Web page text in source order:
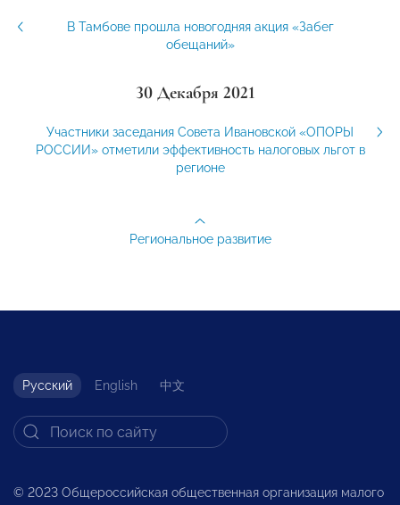
В Тамбове прошла новогодняя акция «Забег
обещаний»
30 Декабря 2021
Участники заседания Совета Ивановской «ОПОРЫ
РОССИИ» отметили эффективность налоговых льгот в
регионе
Региональное развитие
Русский English 中文
© 2023 Общероссийская общественная организация малого